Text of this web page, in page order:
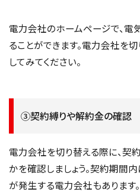
電力会社のホームページで、電
ることができます。電力会社を
してみてください。
③契約縛りや解約金の確認
電力会社を切り替える際に、契
かを確認しましょう。契約期間
が発生する電力会社もあります。